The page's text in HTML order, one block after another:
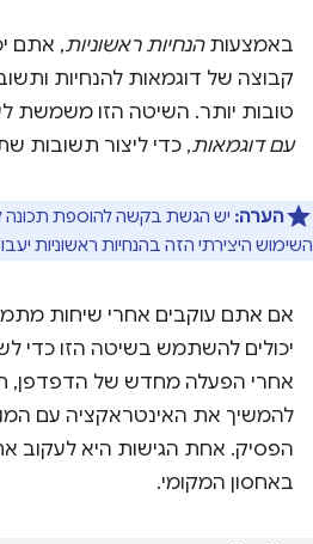
באמצעותהנחיות ראשוניות, אתם
קבוצה של דוגמאות להנחיות
טובות יותר. השיטה הזו משמשת
עם דוגמאות, כדי ליצור תשובות
הערה: יש הגשת בקשה להוספת תכונה
השימוש היצירתי הזה בהנחיות ראשוניות
אם אתם עוקבים אחרי שיחות
יכולים להשתמש בשיטה הזו כדי
אחרי הפעלה מחדש של הדפדפן,
להמשיך את האינטראקציה עם
הפסיק. אחת הגישות היא לעקוב
באחסון המקומי.